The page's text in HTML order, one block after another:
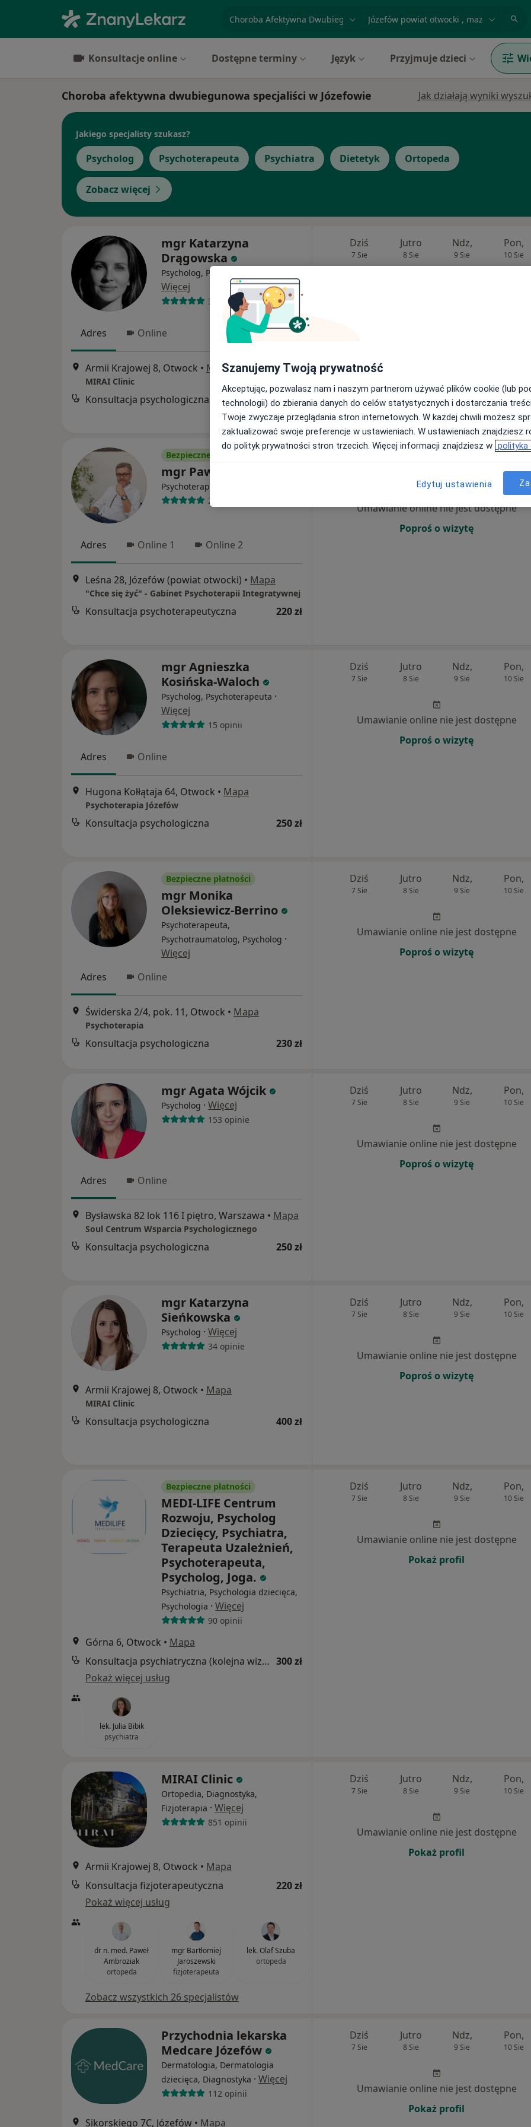
specjalizacja, badanie lub nazwiskomiasto lub dzielnica
Konsultacje online Dostępne terminy Język Przyjmuje dzieci
Choroba afektywna dwubiegunowa specjaliści w Józefowie Jak działają wyniki
Jakiego specjalisty szukasz?
Psycholog Psychoterapeuta Psychiatra Dietetyk Ortopeda
Zobacz więcej
mgr Katarzyna
Drągowska
Psycholog, Psychoterapeuta
Więcej
35 opinii
Adres Online
Armii Krajowej 8, Otwock • Mapa
MIRAI Clinic
Konsultacja psychologiczna 360 zł
Dziś
7 Sie
Jutro
8 Sie
Ndz,
9 Sie
Pon,
10 Sie
Bezpieczne płatności
mgr Paweł Grabowski
Psychoterapeuta
25 opinii
Adres Online 1 Online 2
Leśna 28, Józefów (powiat otwocki) • Mapa
"Chce się żyć" - Gabinet Psychoterapii Integratywnej
Konsultacja psychoterapeutyczna 220 zł
Ndz, Pon,
Umawianie online nie jest dostępne
Poproś o wizytę
mgr Agnieszka
Kosińska-Waloch
Psycholog, Psychoterapeuta ·
Więcej
15 opinii
Adres Online
Hugona Kołłątaja 64, Otwock • Mapa
Psychoterapia Józefów
Konsultacja psychologiczna 250 zł
Dziś
7 Sie
Jutro
8 Sie
Ndz,
9 Sie
Pon,
10 Sie
Umawianie online nie jest dostępne
Poproś o wizytę
Bezpieczne płatności
mgr Monika
Oleksiewicz-Berrino
Psychoterapeuta,
Psychotraumatolog, Psycholog ·
Więcej
Adres
Online
Świderska 2/4, pok. 11, Otwock • Mapa
Psychoterapia
Konsultacja psychologiczna 230 zł
Dziś
7 Sie
Jutro
8 Sie
Ndz,
9 Sie
Pon,
10 Sie
Umawianie online nie jest dostępne
Poproś o wizytę
mgr Agata Wójcik
Psycholog · Więcej
153 opinie
Adres Online
Bysławska 82 lok 116 I piętro, Warszawa • Mapa
Soul Centrum Wsparcia Psychologicznego
Konsultacja psychologiczna 250 zł
Dziś
7 Sie
Jutro
8 Sie
Ndz,
9 Sie
Pon,
10 Sie
Umawianie online nie jest dostępne
Poproś o wizytę
mgr Katarzyna
Sieńkowska
Psycholog · Więcej
34 opinie
Armii Krajowej 8, Otwock • Mapa
MIRAI Clinic
Konsultacja psychologiczna 400 zł
Dziś
7 Sie
Jutro
8 Sie
Ndz,
9 Sie
Pon,
10 Sie
Umawianie online nie jest dostępne
Poproś o wizytę
Bezpieczne płatności
MEDI-LIFE Centrum
Rozwoju, Psycholog
Dziecięcy, Psychiatra,
Terapeuta Uzależnień,
Psychoterapeuta,
Psycholog, Joga.
Psychiatria, Psychologia dziecięca,
Psychologia · Więcej
90 opinii
Górna 6, Otwock • Mapa
Konsultacja psychiatryczna (kolejna wizyta) 300 zł
Pokaż więcej usług
lek. Julia Bibik
psychiatra
Dziś
7 Sie
Jutro
8 Sie
Ndz,
9 Sie
Pon,
10 Sie
Umawianie online nie jest dostępne
Pokaż profil
MIRAI Clinic
Ortopedia, Diagnostyka,
Fizjoterapia · Więcej
851 opinii
Armii Krajowej 8, Otwock • Mapa
Konsultacja fizjoterapeutyczna
220 zł
Pokaż więcej usług
dr n. med. Paweł
Ambroziak
ortopeda
mgr Bartłomiej
Jaroszewski
fizjoterapeuta
lek. Olaf Szuba
ortopeda
Zobacz wszystkich 26 specjalistów
Dziś
7 Sie
Jutro
8 Sie
Ndz,
9 Sie
Pon,
10 Sie
Umawianie online nie jest dostępne
Pokaż profil
Przychodnia lekarska
Medcare Józefów
Dermatologia, Dermatologia
dziecięca, Diagnostyka · Więcej
112 opinii
Sikorskiego 7C, Józefów • Mapa
Dziś
7 Sie
Jutro
8 Sie
Ndz,
9 Sie
Pon,
10 Sie
Umawianie online nie jest dostępne
Pokaż profil
Szanujemy Twoją prywatność
Akceptując, pozwalasz nam i naszym partnerom używać plików cookie (lub
technologii) do zbierania danych do celów statystycznych i dostarczania
Twoje zwyczaje przeglądania stron internetowych. W każdej chwili możesz
zaktualizować swoje preferencje w ustawieniach. W ustawieniach znajdziesz
do polityk prywatności stron trzecich. Więcej informacji znajdziesz w polityka
Edytuj ustawienia